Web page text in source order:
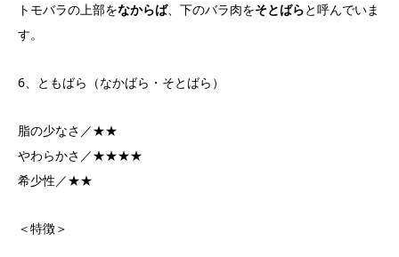
トモバラの上部をなからば、下のバラ肉をそとばらと呼んでいま
す。
6、ともばら（なかばら・そとばら）
脂の少なさ／★★
やわらかさ／★★★★
希少性／★★
＜特徴＞